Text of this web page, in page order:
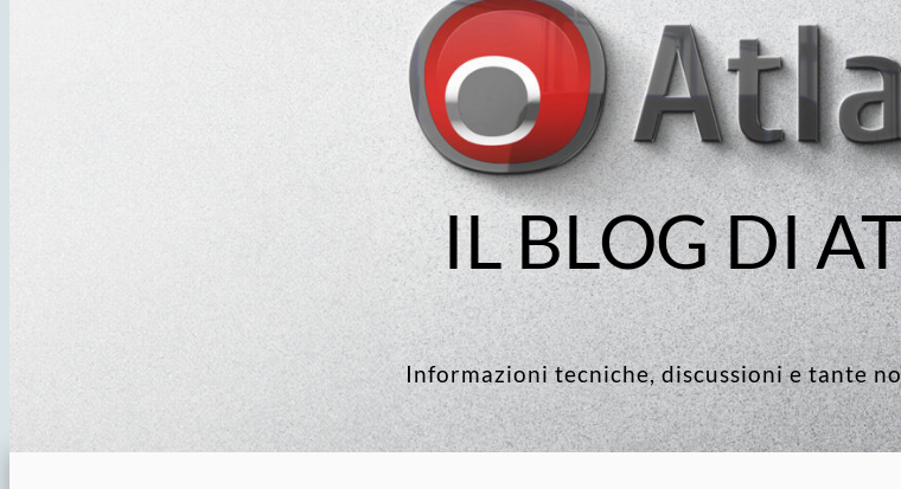
IL BLOG DI
Informazioni tecniche, discussioni e tante